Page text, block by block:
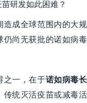
研发如此困难？
成全球范围内的大
仍尚无获批的诺如病
之一，在于诺如病毒
传统灭活疫苗或减毒